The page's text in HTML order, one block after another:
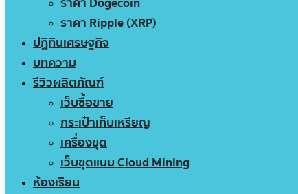
ราคา Ripple (XRP)
ปฏิทินเศรษฐกิจ
บทความ
รีวิวผลิตภัณฑ์
เว็บซื้อขาย
กระเป๋าเก็บเหรียญ
เครื่องขุด
เว็บขุดแบบ Cloud Mining
ห้องเรียน